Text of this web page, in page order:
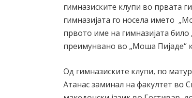
гимназиските клупи во првата
гимназијата го носела името
првото име на гимназијата
преимунвано во „Моша Пијаде“
Од гимназиските клупи, по
Атанас заминал на факултет во